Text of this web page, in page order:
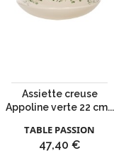
Assiette creuse
Appoline verte 22 cm...
TABLE PASSION
Prix
47,40 €